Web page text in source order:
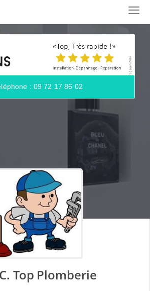
: 09 72 17 86 02
Top Plomberie